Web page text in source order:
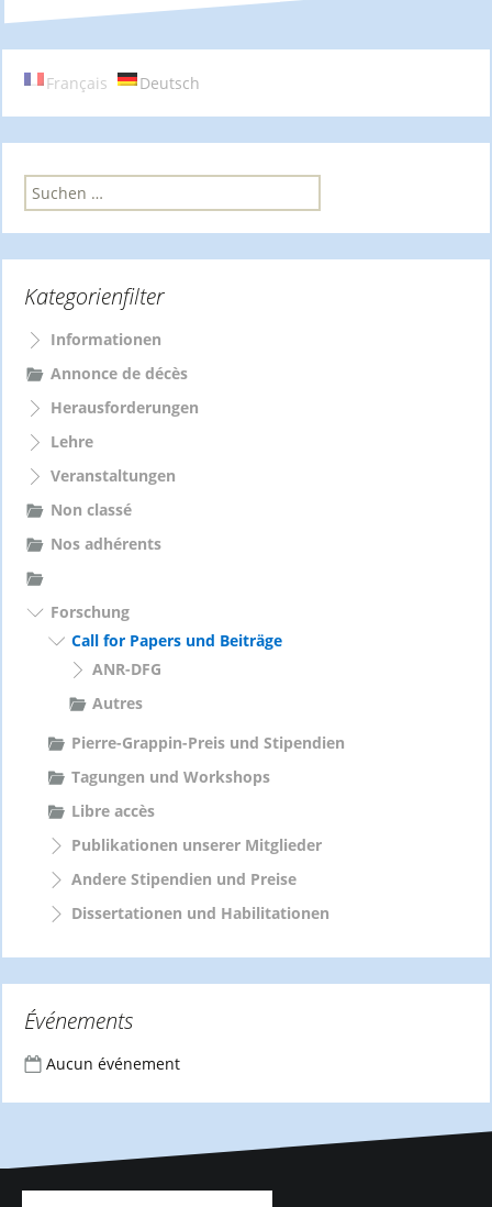
Français Deutsch
S
u
n
a
h
Kategorienfilter
Informationen
Annonce de décès
Herausforderungen
Lehre
Veranstaltungen
Non classé
Nos adhérents
Forschung
Call for Papers und Beiträge
ANR-DFG
Autres
Pierre-Grappin-Preis und Stipendien
Tagungen und Workshops
Libre accès
Publikationen unserer Mitglieder
Andere Stipendien und Preise
Dissertationen und Habilitationen
Événements
Aucun événement